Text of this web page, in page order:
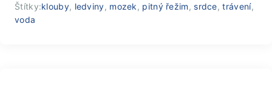
Štítky:klouby, ledviny, mozek, pitný řežim, srdce,trávení,
voda